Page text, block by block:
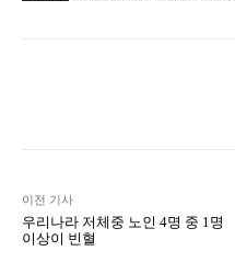
이전 기사
우리나라 저체중 노인 4명 중 1명
이상이 빈혈